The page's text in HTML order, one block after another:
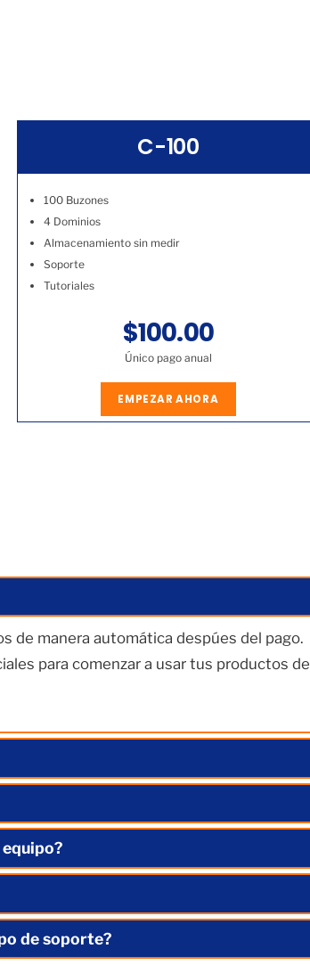
C-100
100 Buzones
4 Dominios
Almacenamiento sin medir
Soporte
Tutoriales
$100.00
Único pago anual
EMPEZAR AHORA
de manera automática despúes del pago.
para comenzar a usar tus productos de
de soporte?